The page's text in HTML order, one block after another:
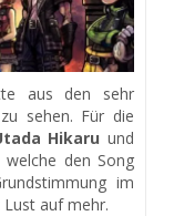
aus den sehr
sehen. Für die
Hikaru und
den Song
im
auf mehr.